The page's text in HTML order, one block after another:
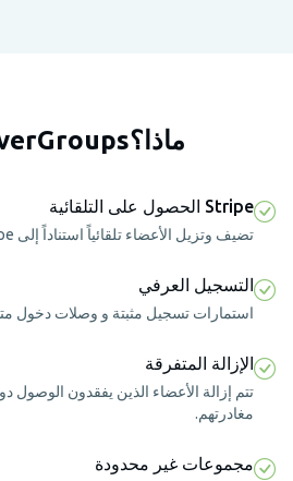
ماذا؟OverGroups حسناً
Stripe الحصول على التلقائية
تضيف وتزيل الأعضاء تلقائياً استناداً إلى Stripe حالة الاشتراك
التسجيل العرفي
استمارات تسجيل مثبتة و وصلات دخول
الإزالة المتفرقة
تتم إزالة الأعضاء الذين يفقدون الوصول
مغادرتهم.
مجموعات غير محدودة